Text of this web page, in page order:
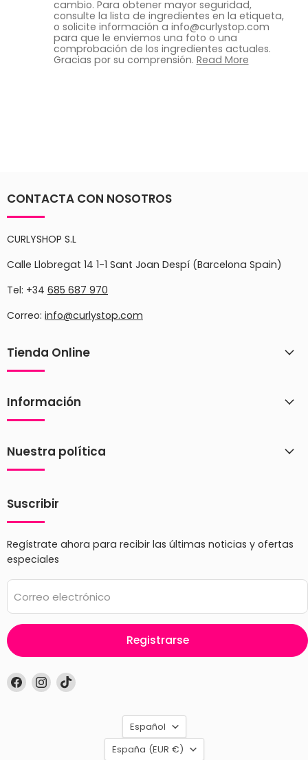
cambio. Para obtener mayor seguridad,
consulte la lista de ingredientes en la etiqueta,
o solicite información a info@curlystop.com
para que le enviemos una foto o una
comprobación de los ingredientes actuales.
Gracias por su comprensión. Read More
CONTACTA CON NOSOTROS
CURLYSHOP S.L
Calle Llobregat 14 1-1 Sant Joan Despí (Barcelona Spain)
Tel: +34 685 687 970
Correo: info@curlystop.com
Tienda Online
Información
Nuestra política
Suscribir
Regístrate ahora para recibir las últimas noticias y ofertas
especiales
Correo electrónico
Registrarse
Encuéntrenos
en
Encuéntrenos
en
Encuéntrenos
Idioma
Español
País
España (EUR €)